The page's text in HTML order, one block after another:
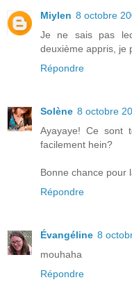
Miylen 8 octobre
Je ne sais pas
deuxième appris, je
Répondre
Solène 8 octobre
Ayayaye! Ce sont
facilement hein?
Bonne chance pour
Répondre
Évangéline 8
mouhaha
Répondre